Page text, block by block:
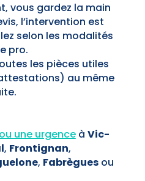
vous gardez la main
l’intervention est
selon les modalités
pro.
les pièces utiles
au même
une urgenceà Vic-
, Frontignan,
, Fabrèguesou